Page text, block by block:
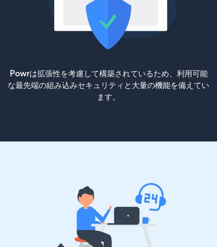
Powrは拡張性を考慮して構築されているため、利用可能
な最先端の組み込みセキュリティと大量の機能を備えてい
ます。